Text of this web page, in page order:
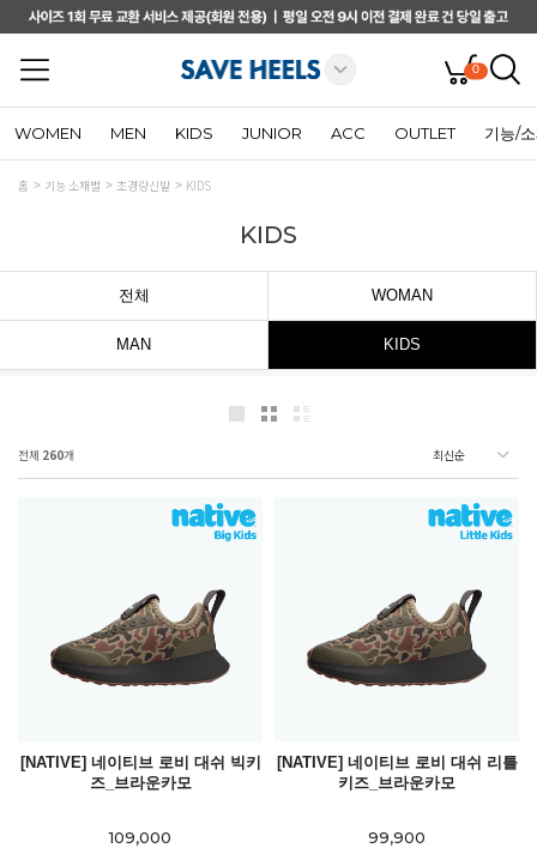
0
WOMEN MEN KIDS JUNIOR ACC OUTLET 기능/
홈 기능 소재별 초경량신발 KIDS
KIDS
전체 WOMAN
MAN KIDS
전체 260개
[NATIVE] 네이티브 로비 대쉬 빅키
즈_브라운카모
109,000
[NATIVE] 네이티브 로비 대쉬 리틀
키즈_브라운카모
99,900